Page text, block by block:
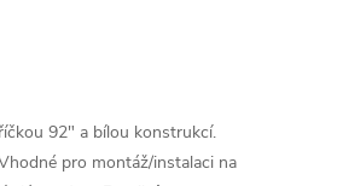
92" a bílou konstrukcí.
pro montáž/instalaci na